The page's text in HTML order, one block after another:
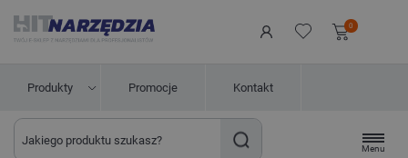
0
Produkty Promocje Kontakt
Menu